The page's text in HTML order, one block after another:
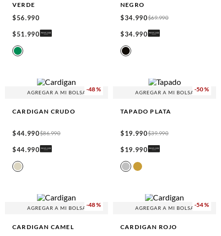
VERDE
$56.990
$51.990
NEGRO
$34.990$69.990
$34.990
-48 %
AGREGAR A MI BOLSA
CARDIGAN CRUDO
$44.990$86.990
$44.990
-50 %
AGREGAR A MI BOLSA
TAPADO PLATA
$19.990$39.990
$19.990
-48 %
AGREGAR A MI BOLSA
CARDIGAN CAMEL
-54 %
AGREGAR A MI BOLSA
CARDIGAN ROJO